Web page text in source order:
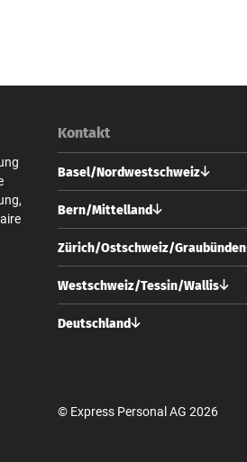
Kontakt
Basel/Nordwestschweiz
Express Personal AG
Steinenvorstadt 73
CH-4010 Basel
+41 61 228 70 10
basel@expresspersonal.ch
Bern/Mittelland
Express Personal AG
Zeughausgasse 24
CH-3001 Bern
+41 31 318 98 18
bern@expresspersonal.ch
Zürich/Ostschweiz/Graubünden
Express Personal AG
Bahnhofstrasse 10
CH-8001 Zürich
Westschweiz/Tessin/Wallis
Express Personal AG
Zeughausgasse 24
bern@expresspersonal.ch
Deutschland
+49 30 700 140 340
© Express Personal AG 2026